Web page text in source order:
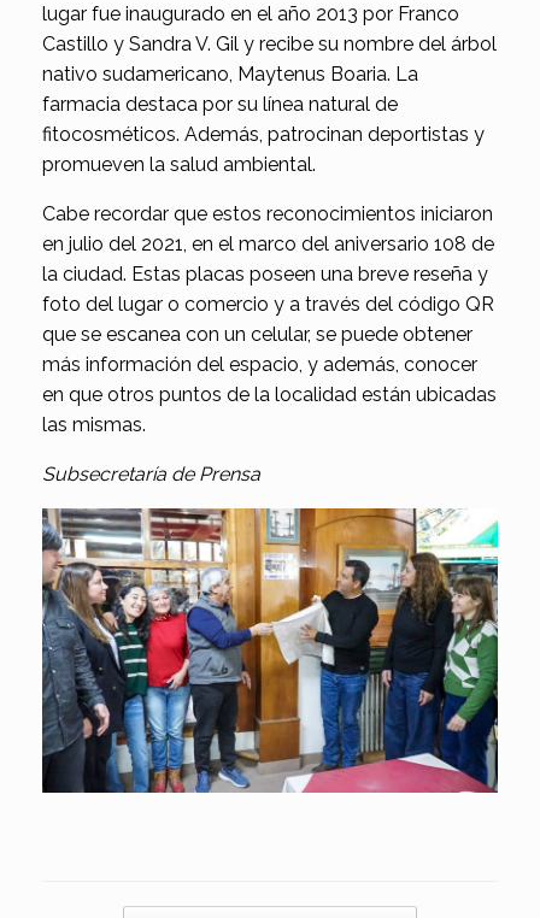
lugar fue inaugurado en el año 2013 por Franco
Castillo y Sandra V. Gil y recibe su nombre del árbol
nativo sudamericano, Maytenus Boaria. La
farmacia destaca por su línea natural de
fitocosméticos. Además, patrocinan deportistas y
promueven la salud ambiental.
Cabe recordar que estos reconocimientos iniciaron
en julio del 2021, en el marco del aniversario 108 de
la ciudad. Estas placas poseen una breve reseña y
foto del lugar o comercio y a través del código QR
que se escanea con un celular, se puede obtener
más información del espacio, y además, conocer
en que otros puntos de la localidad están ubicadas
las mismas.
Subsecretaría de Prensa